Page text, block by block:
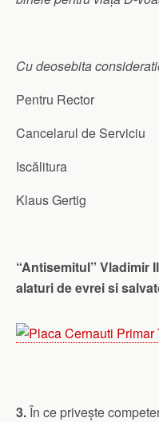
Cu deosebita
Pentru Rector
Cancelarul de Serviciu
Iscălitura
Klaus Gertig
“Antisemitul” Vladimir
alaturi de evrei si
3.În ce privește